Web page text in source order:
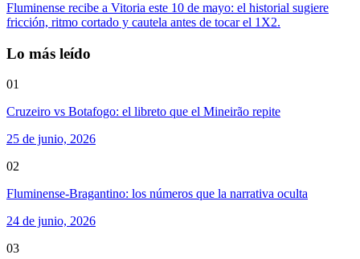
Fluminense recibe a Vitoria este 10 de mayo: el historial sugiere
fricción, ritmo cortado y cautela antes de tocar el 1X2.
Lo más leído
01
Cruzeiro vs Botafogo: el libreto que el Mineirão repite
25 de junio, 2026
02
Fluminense-Bragantino: los números que la narrativa oculta
24 de junio, 2026
03